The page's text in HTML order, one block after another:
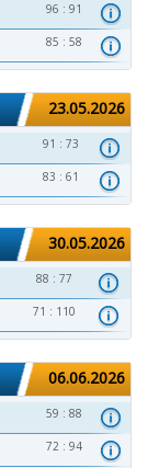
96 : 91
85 : 58
23.05.2026
91 : 73
83 : 61
30.05.2026
88 : 77
71 : 110
06.06.2026
59 : 88
72 : 94